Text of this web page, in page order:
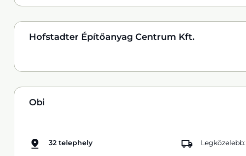
Hofstadter Építőanyag Centrum Kft.
Obi
32 telephely Legközelebb: